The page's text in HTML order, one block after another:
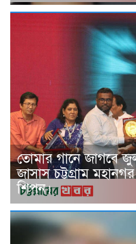
তোমার গানে জাগবে
জাসাস চট্টগ্রাম
শিপন।